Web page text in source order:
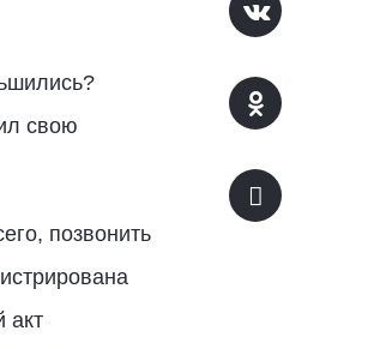
свою
позвонить
акт